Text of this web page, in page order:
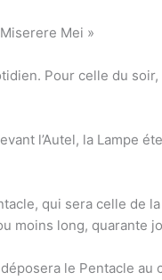
Mei »
Pour celle du soir,
l’Autel, la Lampe
qui sera celle de
moins long, quarante
le Pentacle au